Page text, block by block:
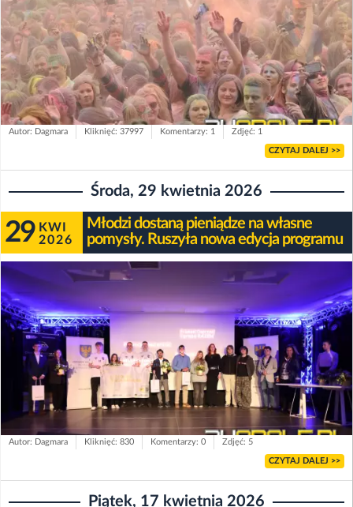
Autor: Dagmara Kliknięć: 37997 Komentarzy: 1 Zdjęć: 1
CZYTAJ DALEJ >>
Środa, 29 kwietnia 2026
29 KWI
2026
Młodzi dostaną pieniądze na własne
pomysły. Ruszyła nowa edycja programu
Autor: Dagmara Kliknięć: 830 Komentarzy: 0 Zdjęć: 5
CZYTAJ DALEJ >>
Piątek, 17 kwietnia 2026